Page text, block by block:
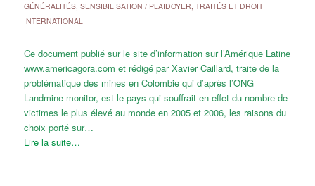
GÉNÉRALITÉS, SENSIBILISATION / PLAIDOYER, TRAITÉS ET DROIT
INTERNATIONAL
Ce document publié sur le site d’information sur l’Amérique Latine
www.americagora.com et rédigé par Xavier Caillard, traite de la
problématique des mines en Colombie qui d’après l’ONG
Landmine monitor, est le pays qui souffrait en effet du nombre de
victimes le plus élevé au monde en 2005 et 2006, les raisons du
choix porté sur…
Lire la suite…